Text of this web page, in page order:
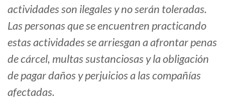
actividades son ilegales y no serán toleradas.
Las personas que se encuentren practicando
estas actividades se arriesgan a afrontar penas
de cárcel, multas sustanciosas y la obligación
de pagar daños y perjuicios a las compañías
afectadas.